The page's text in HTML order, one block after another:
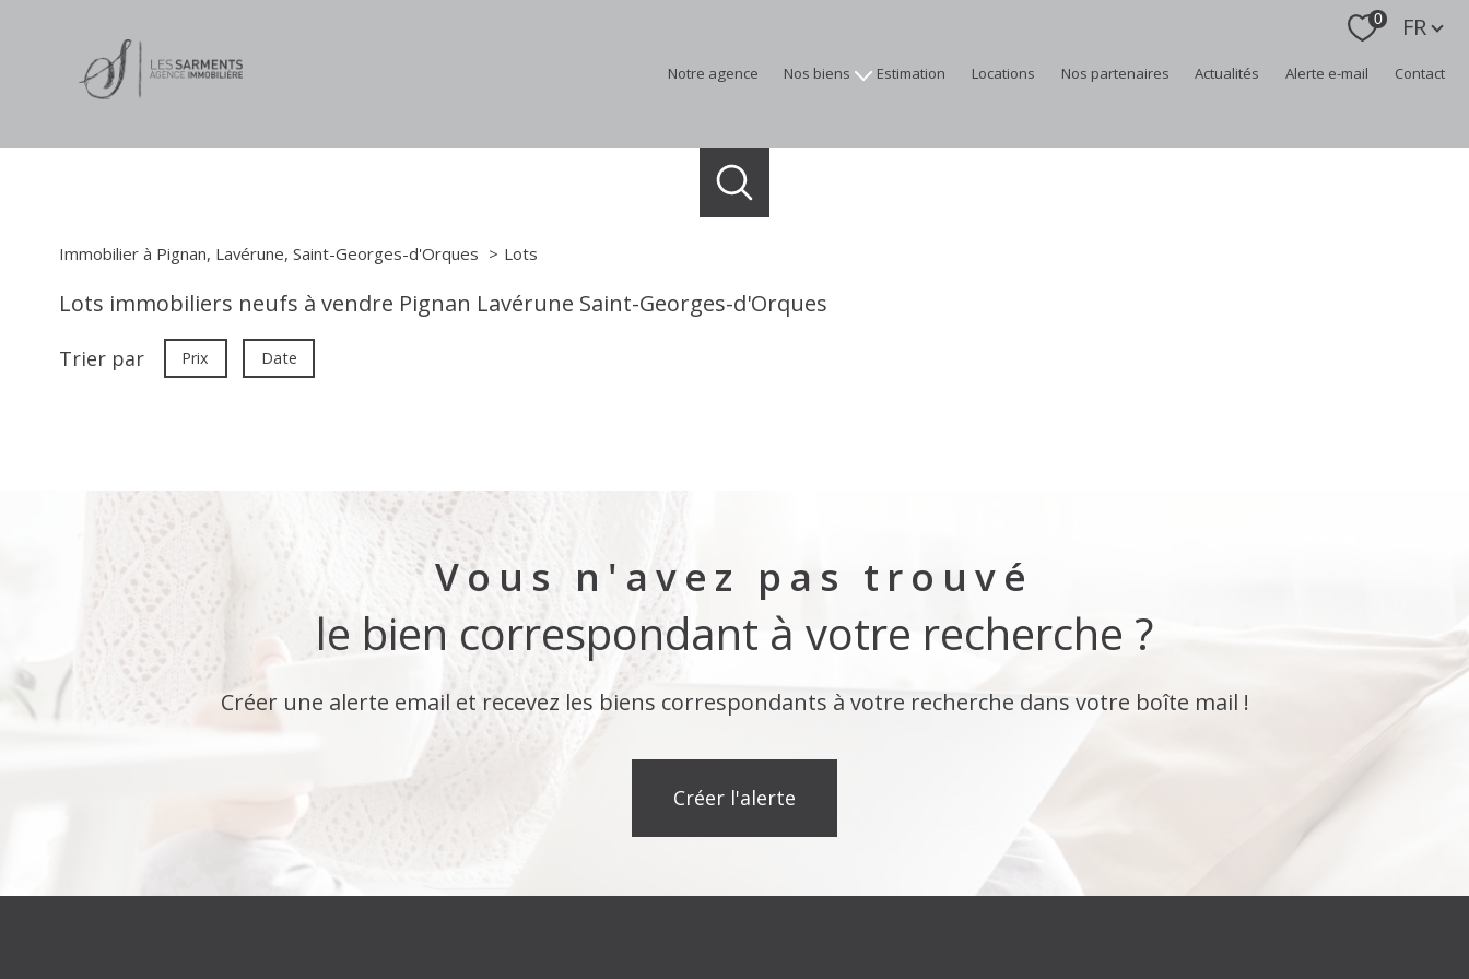
0 Langue
FR
notre agence nos biens
maisons
estimation locations nos partenaires actualités alerte e-mail contact
Immobilier à Pignan, Lavérune, Saint-Georges-d'Orques Lots
Lots immobiliers neufs à vendre Pignan Lavérune Saint-Georges-d'Orques
Trier par Prix Date
Vous n'avez pas trouvé
le bien correspondant à votre recherche ?
Créer une alerte email et recevez les biens correspondants à votre recherche dans votre boîte mail !
créer l'alerte